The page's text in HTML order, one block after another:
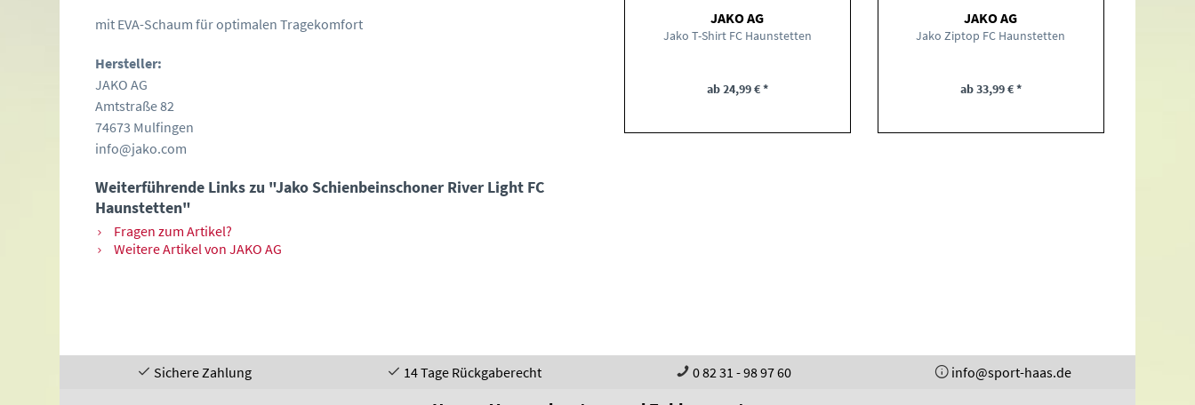
mit EVA-Schaum für optimalen Tragekomfort
Hersteller:
JAKO AG
Amtstraße 82
74673 Mulfingen
info@jako.com
Weiterführende Links zu "Jako Schienbeinschoner River Light FC
Haunstetten"
Fragen zum Artikel?
Weitere Artikel von JAKO AG
JAKO AG
Jako T-Shirt FC Haunstetten
ab 24,99 € *
JAKO AG
Jako Ziptop FC Haunstetten
ab 33,99 € *
Sichere Zahlung 14 Tage Rückgaberecht 0 82 31 - 98 97 60 info@sport-haas.de